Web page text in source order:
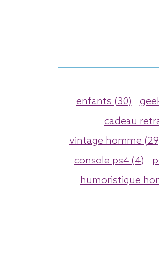
enfants (30)
cadeau
vintage homme
console ps4 (4)
humoristique